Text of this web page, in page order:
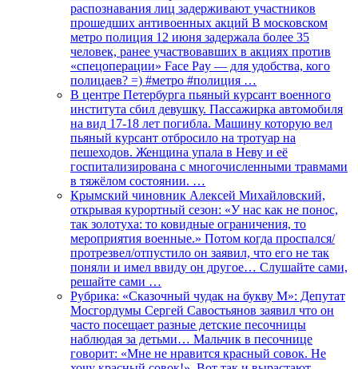
распознавания лиц задерживают участников
прошедших антивоенных акций В московском
метро полиция 12 июня задержала более 35
человек, ранее участвовавших в акциях против
«спецоперации» Face Pay — для удобства, кого
полицаев? =) #метро #полиция …
В центре Петербурга пьяный курсант военного
института сбил девушку. Пассажирка автомобиля
на вид 17-18 лет погибла. Машину которую вел
пьяный курсант отбросило на тротуар на
пешеходов. Женщина упала в Неву и её
госпитализирована с многочисленными травмами
в тяжёлом состоянии. …
Крымский чиновник Алексей Михайловский,
открывая курортный сезон: «У нас как не понос,
так золотуха: то ковидные ограничения, то
мероприятия военные.» Потом когда проспался/
протрезвел/отпустило он заявил, что его не так
поняли и имел ввиду он другое… Слушайте сами,
решайте сами …
Рубрика: «Сказочный чудак на букву М»: Депутат
Мосгордумы Сергей Савостьянов заявил что он
часто посещает разные детские песочницы
наблюдая за детьми… Мальчик в песочнице
говорит: «Мне не нравится красный совок. Не